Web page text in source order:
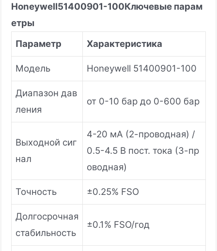
Honeywell51400901-100Ключевые парам
етры
Параметр
Характеристика
Модель Honeywell 51400901-100
Диапазон дав
ления
от 0-10 бар до 0-600 бар
Выходной сиг
нал
4-20 мА (2-проводная) /
0.5-4.5 В пост. тока (3-пр
оводная)
Точность ±0.25% FSO
Долгосрочная
стабильность
±0.1% FSO/год